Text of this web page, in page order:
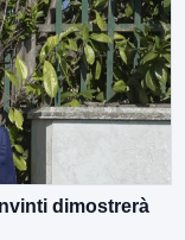
dimostrerà